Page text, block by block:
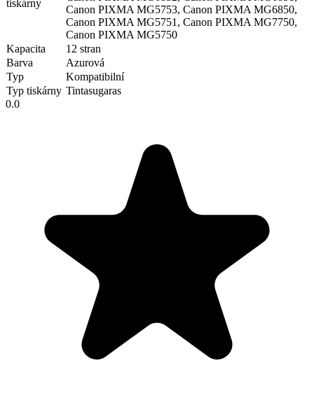
tiskárny
Canon PIXMA MG5753, Canon PIXMA MG6850,
Canon PIXMA MG5751, Canon PIXMA MG7750,
Canon PIXMA MG5750
Kapacita
12 stran
Barva
Azurová
Typ
Kompatibilní
Typ tiskárny Tintasugaras
0.0